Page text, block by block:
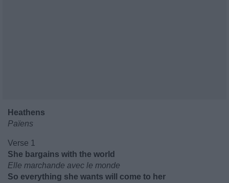
Heathens
Païens
Verse 1
She bargains with the world
Elle marchande avec le monde
So everything she wants will come to her